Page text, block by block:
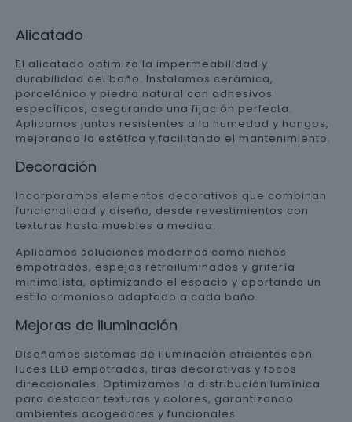
Alicatado
El alicatado optimiza la impermeabilidad y
durabilidad del baño. Instalamos cerámica,
porcelánico y piedra natural con adhesivos
específicos, asegurando una fijación perfecta.
Aplicamos juntas resistentes a la humedad y hongos,
mejorando la estética y facilitando el mantenimiento.
Decoración
Incorporamos elementos decorativos que combinan
funcionalidad y diseño, desde revestimientos con
texturas hasta muebles a medida.
Aplicamos soluciones modernas como nichos
empotrados, espejos retroiluminados y grifería
minimalista, optimizando el espacio y aportando un
estilo armonioso adaptado a cada baño.
Mejoras de iluminación
Diseñamos sistemas de iluminación eficientes con
luces LED empotradas, tiras decorativas y focos
direccionales. Optimizamos la distribución lumínica
para destacar texturas y colores, garantizando
ambientes acogedores y funcionales.